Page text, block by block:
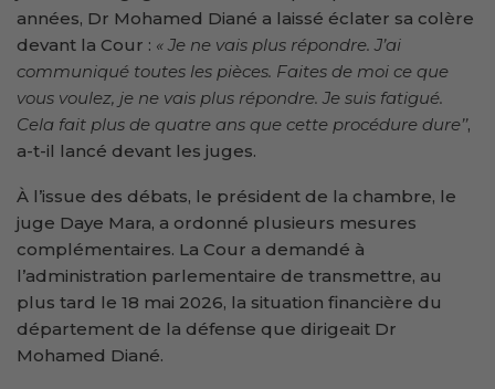
années, Dr Mohamed Diané a laissé éclater sa colère
devant la Cour : « Je ne vais plus répondre. J’ai
communiqué toutes les pièces. Faites de moi ce que
vous voulez, je ne vais plus répondre. Je suis fatigué.
Cela fait plus de quatre ans que cette procédure dure’’,
a-t-il lancé devant les juges.
À l’issue des débats, le président de la chambre, le
juge Daye Mara, a ordonné plusieurs mesures
complémentaires. La Cour a demandé à
l’administration parlementaire de transmettre, au
plus tard le 18 mai 2026, la situation financière du
département de la défense que dirigeait Dr
Mohamed Diané.